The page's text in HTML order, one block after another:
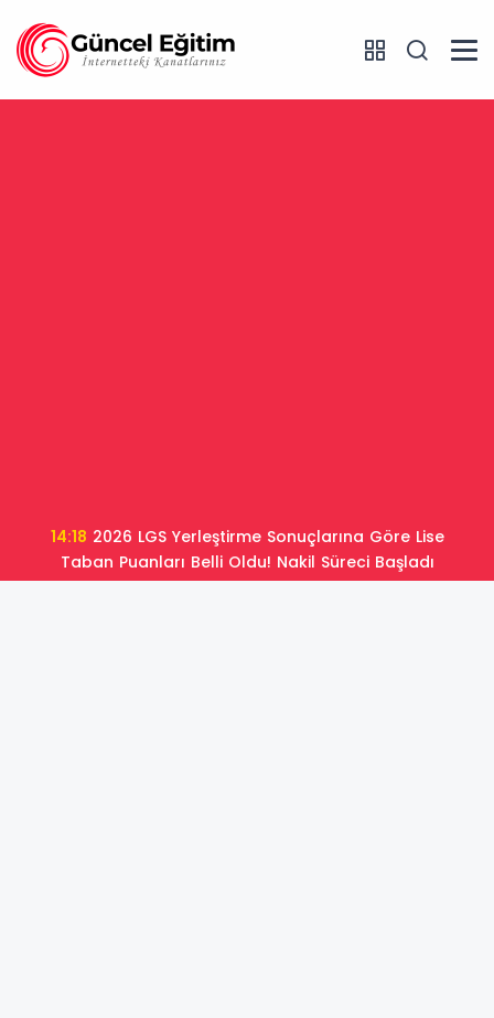
14:18
Taban Puanları Belli Oldu! Nakil Süreci Başladı